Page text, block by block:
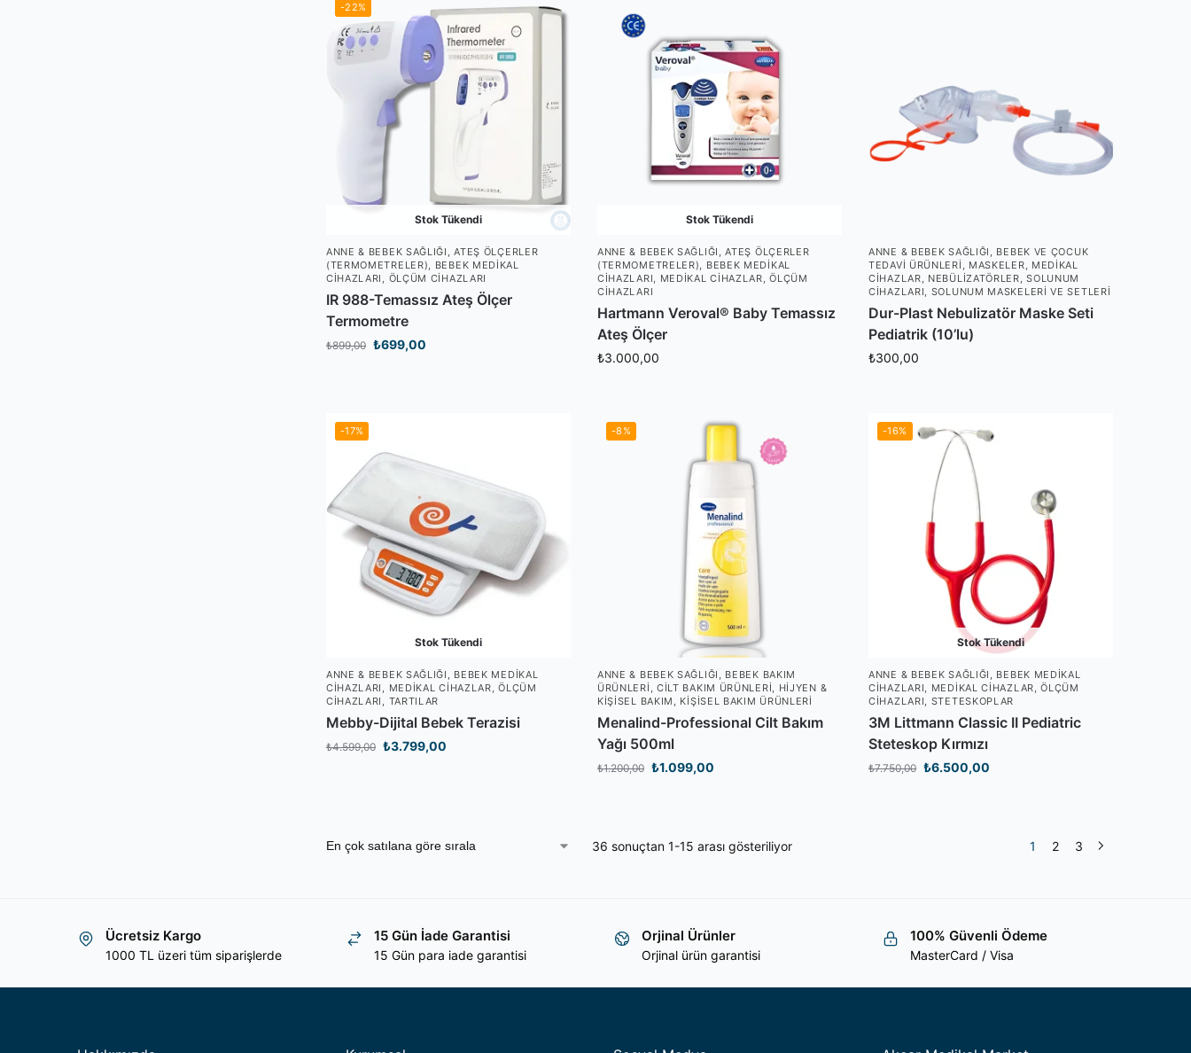
-22%
Stok Tükendi
ANNE & BEBEK SAĞLIĞI ,ATEŞ ÖLÇERLER
(TERMOMETRELER)
BEBEK MEDIKAL
CIHAZLARI
ÖLÇÜM CIHAZLARI
IR 988-Temassız Ateş Ölçer
Termometre
₺899,00 ₺699,00
Stok Tükendi
ANNE & BEBEK SAĞLIĞI ,ATEŞ ÖLÇERLER
(TERMOMETRELER)
BEBEK MEDIKAL
CIHAZLARI
MEDIKAL CIHAZLAR ,ÖLÇÜM
CIHAZLARI
Hartmann Veroval® Baby Temassız
Ateş Ölçer
₺3.000,00
ANNE & BEBEK SAĞLIĞI
BEBEK VE ÇOCUK
TEDAVI ÜRÜNLERI
MASKELER
MEDIKAL
CIHAZLAR
NEBÜLIZATÖRLER ,SOLUNUM
CIHAZLARI
SOLUNUM MASKELERI VE SETLERI
Dur-Plast Nebulizatör Maske Seti
Pediatrik (10’lu)
₺300,00
-17%
Stok Tükendi
ANNE & BEBEK SAĞLIĞI
BEBEK MEDIKAL
CIHAZLARI
MEDIKAL CIHAZLAR ,ÖLÇÜM
CIHAZLARI
TARTILAR
Mebby-Dijital Bebek Terazisi
₺4.599,00 ₺3.799,00
-8%
ANNE & BEBEK SAĞLIĞI
BEBEK BAKIM
ÜRÜNLERI
CILT BAKIM ÜRÜNLERI
HIJYEN &
KIŞISEL BAKIM
KIŞISEL BAKIM ÜRÜNLERI
Menalind-Professional Cilt Bakım
Yağı 500ml
₺1.200,00 ₺1.099,00
-16%
Stok Tükendi
ANNE & BEBEK SAĞLIĞI
BEBEK MEDIKAL
CIHAZLARI
MEDIKAL CIHAZLAR ,ÖLÇÜM
CIHAZLARI
STETESKOPLAR
3M Littmann Classic II Pediatric
Steteskop Kırmızı
₺7.750,00 ₺6.500,00
36 sonuçtan 1-15 arası gösteriliyor 1 2 3
Ücretsiz Kargo
1000 TL üzeri tüm siparişlerde
15 Gün İade Garantisi
15 Gün para iade garantisi
Orjinal Ürünler
Orjinal ürün garantisi
100% Güvenli Ödeme
MasterCard / Visa